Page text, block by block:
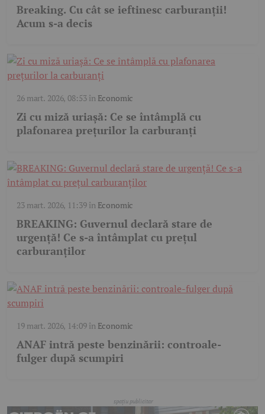
Breaking. Cu cât se ieftinesc carburanții!
Acum s-a decis
26 mart. 2026, 08:53în Economic
Zi cu miză uriașă: Ce se întâmplă cu
plafonarea prețurilor la carburanți
23 mart. 2026, 11:39în Economic
BREAKING: Guvernul declară stare de
urgență! Ce s-a întâmplat cu prețul
carburanților
19 mart. 2026, 14:09în Economic
ANAF intră peste benzinării: controale-
fulger după scumpiri